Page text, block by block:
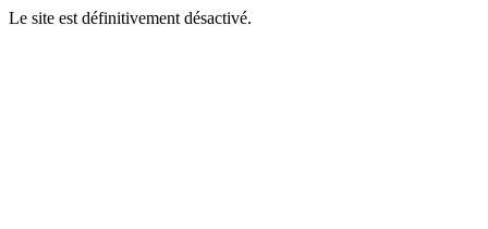
Le site est définitivement désactivé.